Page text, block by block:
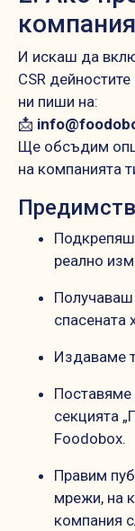
И искаш да
CSR
ни пиши на:
📩
Ще обсъдим
на компанията
Подкрепяш
реално
Получаваш
спасената
Издаваме
Поставяме
секцията
Foodobox.
Правим
мрежи, на
компания